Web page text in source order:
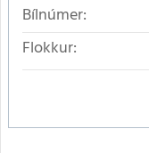
Bílnúmer:
Flokkur: